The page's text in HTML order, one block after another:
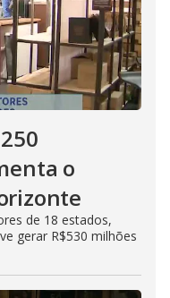
o
de 18 estados,
gerar R$530 milhões